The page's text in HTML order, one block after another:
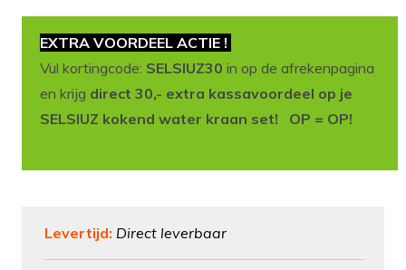
EXTRA VOORDEEL ACTIE !
Vul kortingcode: SELSIUZ30 in op de afrekenpagina
en krijg direct 30,- extra kassavoordeel op je
SELSIUZ kokend water kraan set! OP = OP!
Levertijd: Direct leverbaar